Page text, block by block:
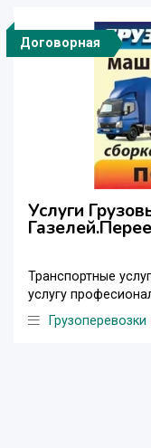
Договорная
Услуги
Транспортные
услугу
Грузоперевозки